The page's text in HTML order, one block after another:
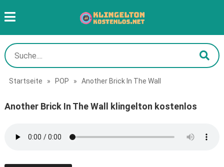
Startseite » POP » Another Brick In The Wall
Another Brick In The Wall klingelton kostenlos